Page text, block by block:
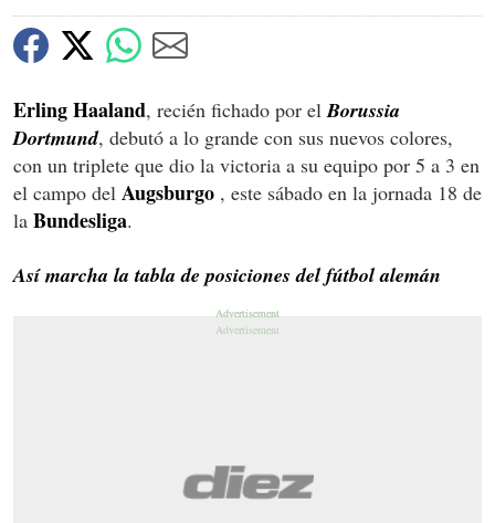
seconds
Erling Haaland, recién fichado por elBorussia
Dortmund, debutó a lo grande con sus nuevos colores,
con un triplete que dio la victoria a su equipo por 5 a 3 en
el campo del Augsburgo , este sábado en la jornada 18 de
la Bundesliga.
Así marcha la tabla de posiciones del fútbol alemán